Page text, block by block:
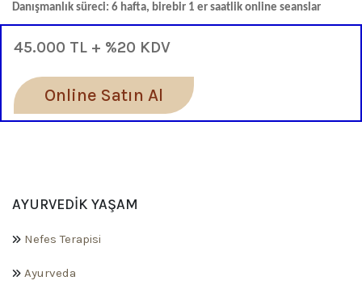
Danışmanlık süreci: 6 hafta, birebir 1 er saatlik online seanslar
45.000 TL + %20 KDV
Online Satın Al
AYURVEDIK YAŞAM
Nefes Terapisi
Ayurveda